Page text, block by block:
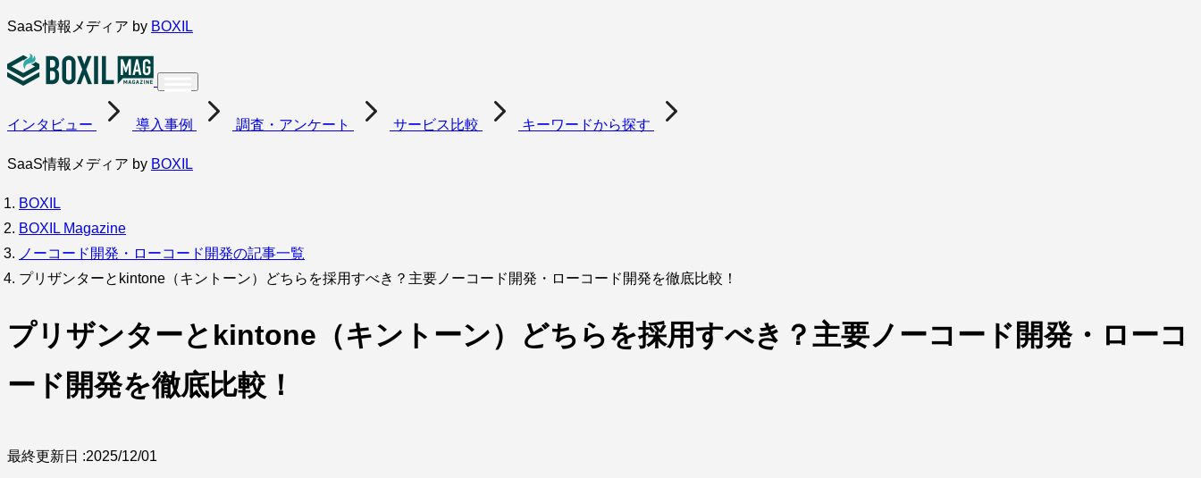
内
を
キ
SaaS情報メディア by BOXIL
インタビュー 導入事例 調査・アンケート サービス比較 キーワードから探す
SaaS情報メディア by BOXIL
BOXIL
BOXIL Magazine
ノーコード開発・ローコード開発の記事一覧
プリザンターとkintone（キントーン）どちらを採用すべき？主要ノーコード開発・ローコード開発を徹底比較！
プリザンターとkintone（キントーン）どちらを採用すべき？主要ノーコード開発・ローコ
ード開発を徹底比較！
最終更新日 :2025/12/01